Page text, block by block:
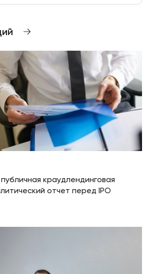
краудлендинговая
отчет перед IPO